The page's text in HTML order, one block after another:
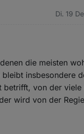
Di. 19
die meisten
insbesondere
betrifft, von der viele
wird von der